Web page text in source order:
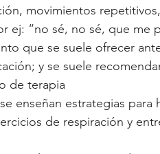
movimientos
ej: “no sé, no sé, que me
que se suele ofrecer
y se suele
de terapia
enseñan estrategias para
de respiración y